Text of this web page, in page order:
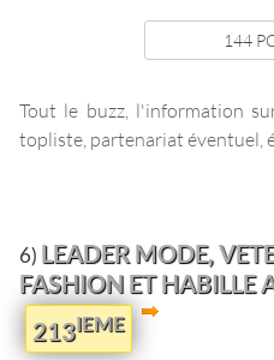
144
Tout le buzz, l'information
topliste, partenariat éventuel,
6) LEADER MODE,
FASHION ET HABILLE
213IEME